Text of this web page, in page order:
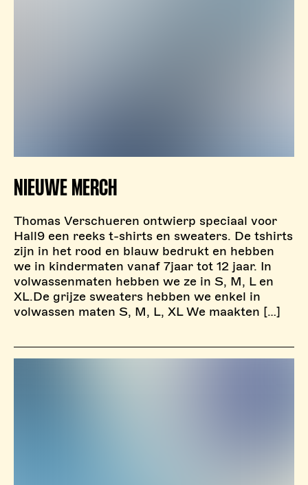
NIEUWE MERCH
Thomas Verschueren ontwierp speciaal voor
Hall9 een reeks t-shirts en sweaters. De tshirts
zijn in het rood en blauw bedrukt en hebben
we in kindermaten vanaf 7jaar tot 12 jaar. In
volwassenmaten hebben we ze in S, M, L en
XL.De grijze sweaters hebben we enkel in
volwassen maten S, M, L, XL We maakten […]